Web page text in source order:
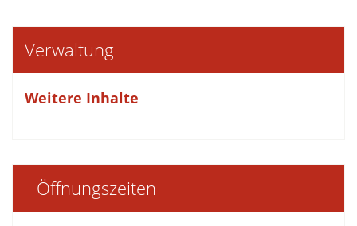
Verwaltung
Weitere Inhalte
Öffnungszeiten